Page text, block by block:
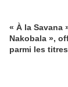
« À la Savana
Nakobala »,
parmi les